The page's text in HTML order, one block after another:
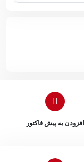
افزودن به پیش فاکتور